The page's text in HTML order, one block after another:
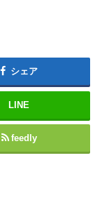
シェア
LINE
feedly